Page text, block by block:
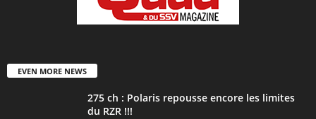
EVEN MORE NEWS
275 ch : Polaris repousse encore les limites
du RZR !!!